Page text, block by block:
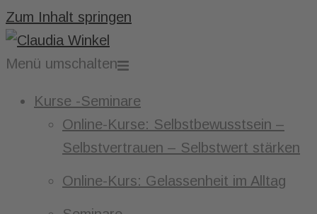
Zum Inhalt springen
Menü umschalten
Kurse -Seminare
Online-Kurse: Selbstbewusstsein –
Selbstvertrauen – Selbstwert stärken
Online-Kurs: Gelassenheit im Alltag